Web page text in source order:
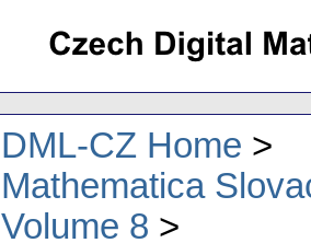
DML-CZ Home
Mathematica
Volume 8